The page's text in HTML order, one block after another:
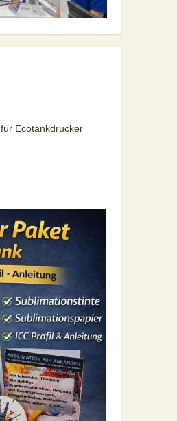
für Ecotankdrucker